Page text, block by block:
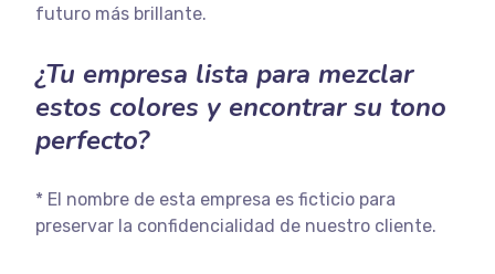
futuro más brillante.
¿Tu empresa lista para mezclar
estos colores y encontrar su tono
perfecto?
* El nombre de esta empresa es ficticio para
preservar la confidencialidad de nuestro cliente.